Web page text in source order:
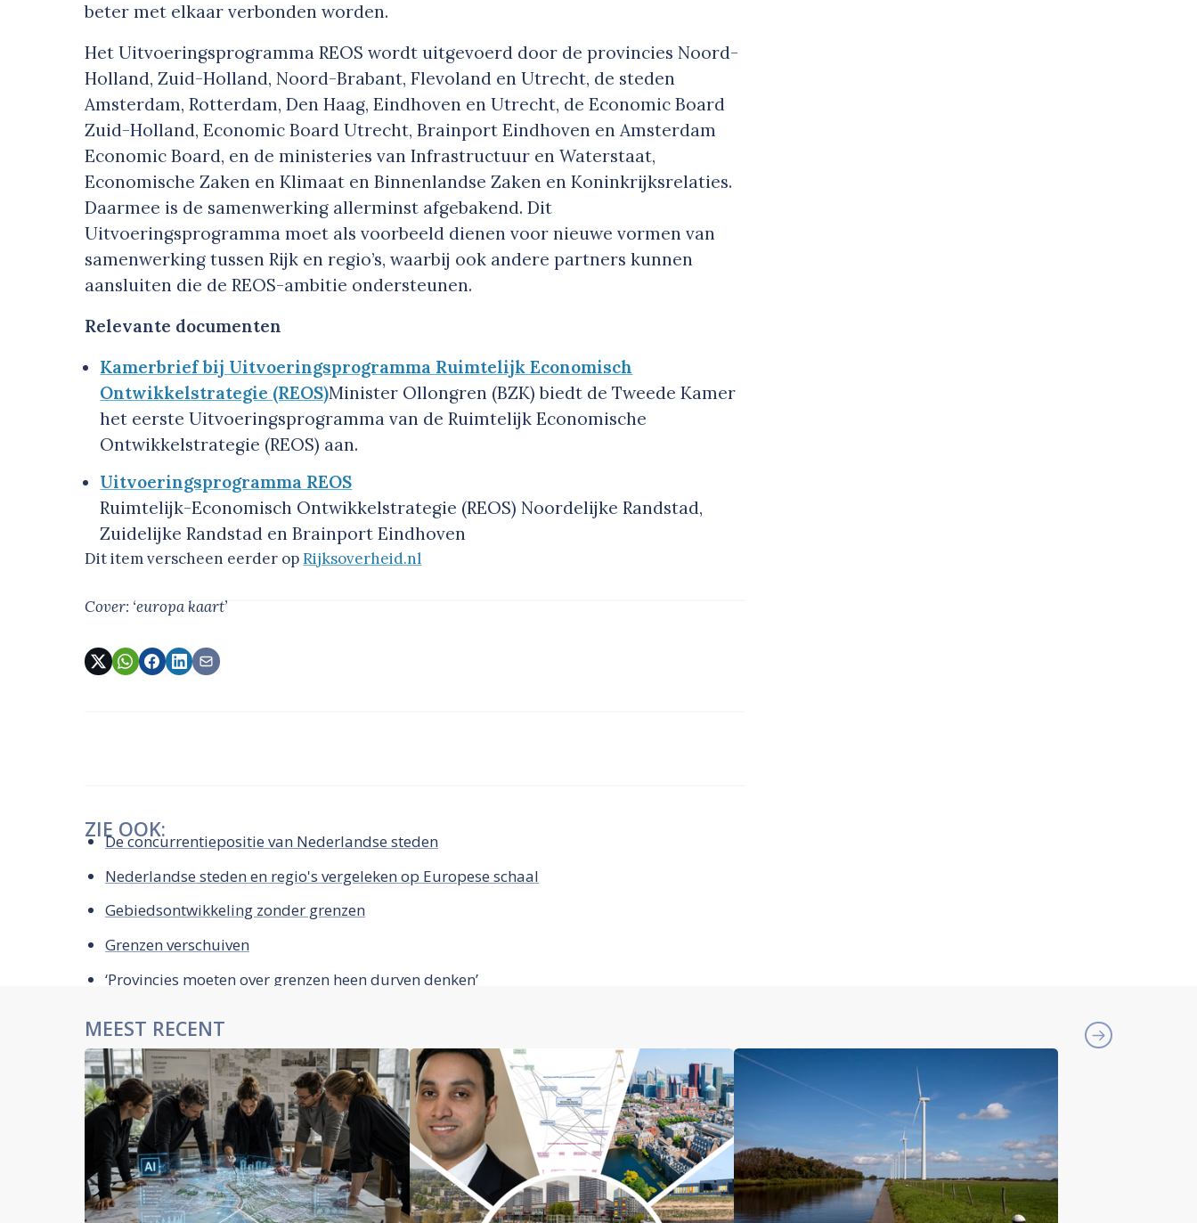
beter met elkaar verbonden worden.
Het Uitvoeringsprogramma REOS wordt uitgevoerd door de provincies Noord-
Holland, Zuid-Holland, Noord-Brabant, Flevoland en Utrecht, de steden
Amsterdam, Rotterdam, Den Haag, Eindhoven en Utrecht, de Economic Board
Zuid-Holland, Economic Board Utrecht, Brainport Eindhoven en Amsterdam
Economic Board, en de ministeries van Infrastructuur en Waterstaat,
Economische Zaken en Klimaat en Binnenlandse Zaken en Koninkrijksrelaties.
Daarmee is de samenwerking allerminst afgebakend. Dit
Uitvoeringsprogramma moet als voorbeeld dienen voor nieuwe vormen van
samenwerking tussen Rijk en regio’s, waarbij ook andere partners kunnen
aansluiten die de REOS-ambitie ondersteunen.
Relevante documenten
Kamerbrief bij Uitvoeringsprogramma Ruimtelijk Economisch
Ontwikkelstrategie (REOS)Minister Ollongren (BZK) biedt de Tweede Kamer
het eerste Uitvoeringsprogramma van de Ruimtelijk Economische
Ontwikkelstrategie (REOS) aan.
Uitvoeringsprogramma REOS
Ruimtelijk-Economisch Ontwikkelstrategie (REOS) Noordelijke Randstad,
Zuidelijke Randstad en Brainport Eindhoven
Dit item verscheen eerder opRijksoverheid.nl
Cover: ‘europa kaart’
ZIE OOK:
De concurrentiepositie van Nederlandse steden
Nederlandse steden en regio's vergeleken op Europese schaal
Gebiedsontwikkeling zonder grenzen
Grenzen verschuiven
‘Provincies moeten over grenzen heen durven denken’
MEEST RECENT